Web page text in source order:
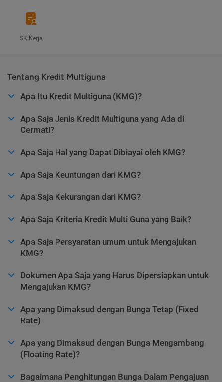
SK Kerja
Tentang Kredit Multiguna
Apa Itu Kredit Multiguna (KMG)?
Apa Saja Jenis Kredit Multiguna yang Ada di
Cermati?
Apa Saja Hal yang Dapat Dibiayai oleh KMG?
Apa Saja Keuntungan dari KMG?
Apa Saja Kekurangan dari KMG?
Apa Saja Kriteria Kredit Multi Guna yang Baik?
Apa Saja Persyaratan umum untuk Mengajukan
KMG?
Dokumen Apa Saja yang Harus Dipersiapkan untuk
Mengajukan KMG?
Apa yang Dimaksud dengan Bunga Tetap (Fixed
Rate)
Apa yang Dimaksud dengan Bunga Mengambang
(Floating Rate)?
Bagaimana Penghitungan Bunga Dalam Pengajuan